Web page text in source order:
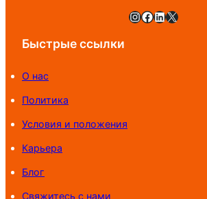
InstagramFacebookLinkedInX
Быстрые ссылки
О нас
Политика
Условия и положения
Карьера
Блог
Свяжитесь с нами